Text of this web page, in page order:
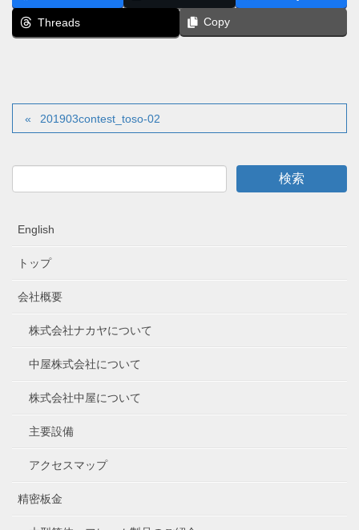
Threads Copy
201903contest_toso-02
English
トップ
会社概要
株式会社ナカヤについて
中屋株式会社について
株式会社中屋について
主要設備
アクセスマップ
精密板金